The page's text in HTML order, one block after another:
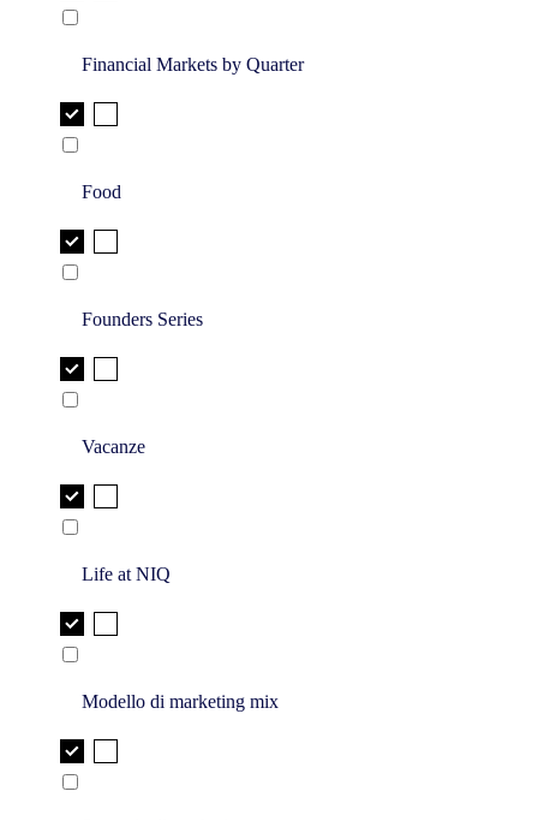
Financial Markets by Quarter
Food
Founders Series
Vacanze
Life at NIQ
Modello di marketing mix